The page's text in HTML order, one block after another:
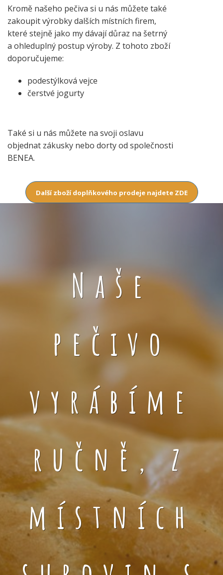
Kromě našeho pečiva si u nás můžete také
zakoupit výrobky dalších místních firem,
které stejně jako my dávají důraz na šetrný
a ohleduplný postup výroby. Z tohoto zboží
doporučujeme:
podestýlková vejce
čerstvé jogurty
Také si u nás můžete na svoji oslavu
objednat zákusky nebo dorty od společnosti
BENEA.
Další zboží doplňkového prodeje najdete ZDE
Naše
pečivo
vyrábíme
ručně, z
místních